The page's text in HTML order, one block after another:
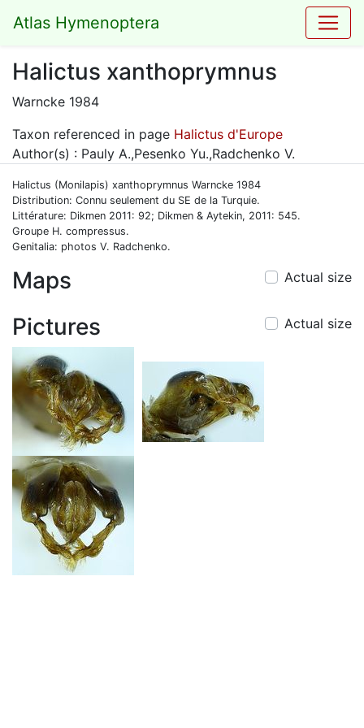
Atlas Hymenoptera
Halictus xanthoprymnus
Warncke 1984
Taxon referenced in page Halictus d'Europe
Author(s) : Pauly A.,Pesenko Yu.,Radchenko V.
Halictus (Monilapis) xanthoprymnus Warncke 1984
Distribution: Connu seulement du SE de la Turquie.
Littérature: Dikmen 2011: 92; Dikmen & Aytekin, 2011: 545.
Groupe H. compressus.
Genitalia: photos V. Radchenko.
Maps Actual size
Pictures Actual size